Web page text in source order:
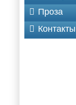
Проза
Контакты